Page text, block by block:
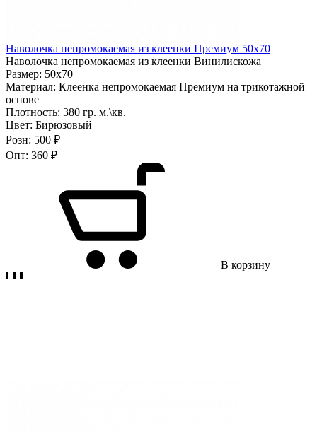
Наволочка непромокаемая из клеенки Премиум 50х70
Наволочка непромокаемая из клеенки Винилискожа
Размер: 50х70
Материал: Клеенка непромокаемая Премиум на трикотажной
основе
Плотность: 380 гр. м.\кв.
Цвет: Бирюзовый
Розн: 500 ₽
Опт: 360 ₽
В корзину